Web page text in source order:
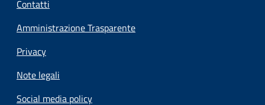
Contatti
Amministrazione Trasparente
Privacy
Note legali
Social media policy